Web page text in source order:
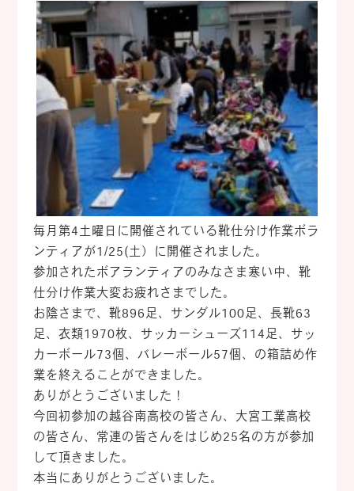
毎月第4土曜日に開催されている靴仕分け作業ボラ
ンティアが1/25(土）に開催されました。
参加されたボアランティアのみなさま寒い中、靴
仕分け作業大変お疲れさまでした。
お陰さまで、靴896足、サンダル100足、長靴63
足、衣類1970枚、サッカーシューズ114足、サッ
カーボール73個、バレーボール57個、の箱詰め作
業を終えることができました。
ありがとうございました！
今回初参加の越谷南高校の皆さん、大宮工業高校
の皆さん、常連の皆さんをはじめ25名の方が参加
して頂きました。
本当にありがとうございました。